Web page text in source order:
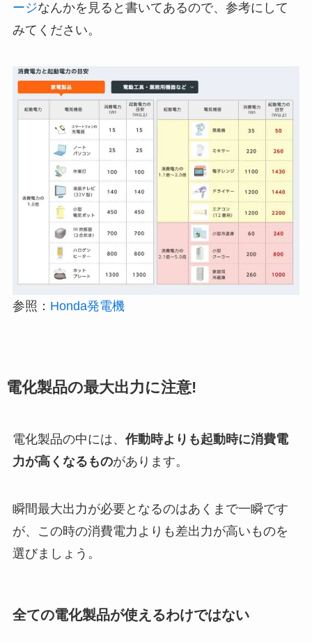
ージなんかを見ると書いてあるので、参考にして
みてください。
参照： Honda発電機
電化製品の最大出力に注意!
電化製品の中には、 作動時よりも起動時に消費電
力が高くなるものがあります。
瞬間最大出力が必要となるのはあくまで一瞬です
が、この時の消費電力よりも差出力が高いものを
選びましょう。
全ての電化製品が使えるわけではない